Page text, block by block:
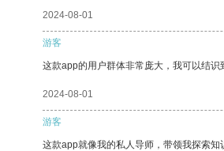
2024-08-01
游客
这款app的用户群体非常庞大，我可以结识
2024-08-01
游客
这款app就像我的私人导师，带领我探索知